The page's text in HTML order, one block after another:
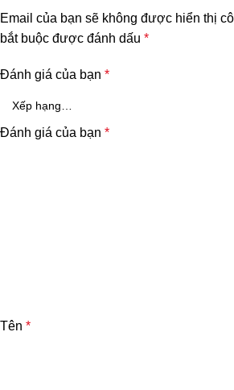
Email của bạn sẽ không được hiển thị
bắt buộc được đánh dấu *
Đánh giá của bạn *
Đánh giá của bạn *
Tên *